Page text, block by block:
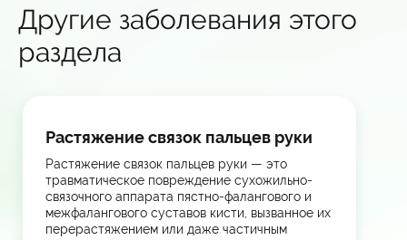
Другие заболевания этого
раздела
Растяжение связок пальцев руки
Растяжение связок пальцев руки — это
травматическое повреждение сухожильно-
связочного аппарата пястно-фалангового и
межфалангового суставов кисти, вызванное их
перерастяжением или даже частичным